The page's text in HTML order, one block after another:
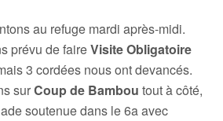
au refuge mardi après-midi.
prévu de faireVisite Obligatoire
3 cordées nous ont devancés.
surCoup de Bambou tout à côté,
soutenue dans le 6a avec